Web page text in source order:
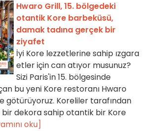
Hwaro Grill, 15. bölgedeki
otantik Kore barbeküsü,
damak tadına gerçek bir
ziyafet
İyi Kore lezzetlerine sahip ızgara
etler için can atıyor musunuz?
Sizi Paris'in 15. bölgesinde
bu yeni Kore restoranı Hwaro
götürüyoruz. Koreliler tarafından
bir dekora sahip otantik bir Kore
oku]